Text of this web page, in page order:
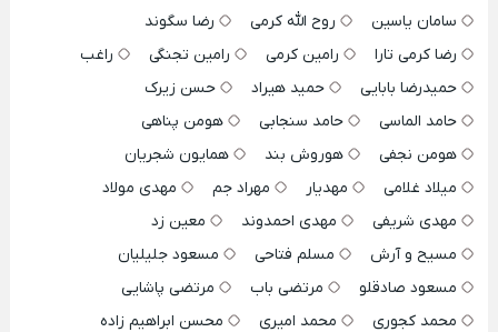
سامان یاسین
روح الله کرمی
رضا سگوند
رضا کرمی تارا
رامین کرمی رامین تجنگی
راغب
حمیدرضا بابایی
حمید هیراد
حسن زیرک
حامد الماسی
حامد سنجابی
هومن پناهی
هومن نجفی
هوروش بند
همایون شجریان
میلاد غلامی
مهدیار مهراد جم
مهدی مولاد
مهدی شریفی
مهدی احمدوند
معین زد
مسیح و آرش
مسلم فتاحی
مسعود جلیلیان
مسعود صادقلو
مرتضی باب
مرتضی پاشایی
محمد کجوری
محمد امیری
محسن ابراهیم زاده